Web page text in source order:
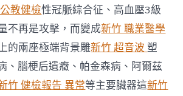
教健檢性冠脈綜合征、高血壓3級
不再是攻擊，而變成新竹 職業醫學
的兩座極端背景雕新竹 超音波塑
、腦梗后遺癥、帕金森病、阿爾茲
竹 健檢報告 異常等主要臟器這新竹